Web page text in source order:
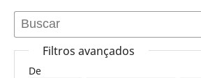
Filtros avançados
De